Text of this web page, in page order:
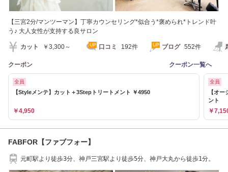
【三宮2分/マンツーマン】丁寧カウンセリング*似合う*褒められ*トレンド叶
う♪ 大人女性が支持する良サロン
カット ￥3,300～ 口コミ 192件 ブログ 552件
クーポン クーポン一覧へ
全員
【Styleメンテ】カット＋3Stepトリートメント ￥4950
￥4,950
全員
【オ
ント
￥
FABFOR【ファブフォー】
元町駅より徒歩3分、神戸三宮駅より徒歩5分、神戸大丸から徒歩1分。